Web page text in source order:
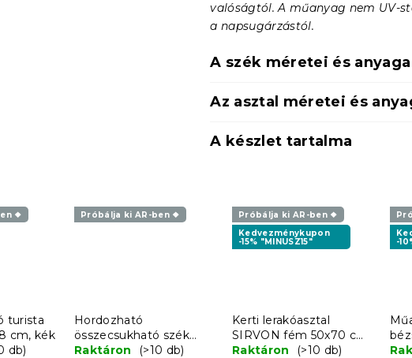
valóságtól. A műanyag nem UV-
a napsugárzástól.
A szék méretei és anyaga
Az asztal méretei és
A készlet tartalma
❖
turista
cm, kék
db)
Próbálja ki AR-ben ❖
Hordozható
összecsukható szék
VENTO 38 cm, fekete
Raktáron (>10 db)
Próbálja ki AR-ben ❖
Kedvezménykupon
-15% "MINUSZ15"
Kerti lerakóasztal
SIRVON fém 50x70 cm,
fekete
Raktáron (>10 db)
-